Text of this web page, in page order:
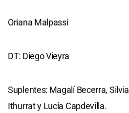
Oriana Malpassi
DT: Diego Vieyra
Suplentes: Magalí Becerra,
Ithurrat y Lucía Capdevilla.